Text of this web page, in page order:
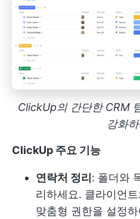
ClickUp의 간단한 CRM
강화
ClickUp 주요 기능
연락처 정리 : 폴더와
리하세요. 클라이언
맞춤형 권한을 설정